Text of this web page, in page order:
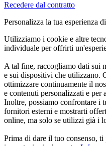
Recedere dal contratto
Personalizza la tua esperienza
Utilizziamo i cookie e altre
individuale per offrirti
A tal fine, raccogliamo dati sui
e sui dispositivi che utilizzano.
ottimizzare continuamente il
e contenuti personalizzati e per
Inoltre, possiamo confrontare i
fornitori esterni e mostrarti
online, ma solo se utilizzi già i
Prima di dare il tuo consenso,